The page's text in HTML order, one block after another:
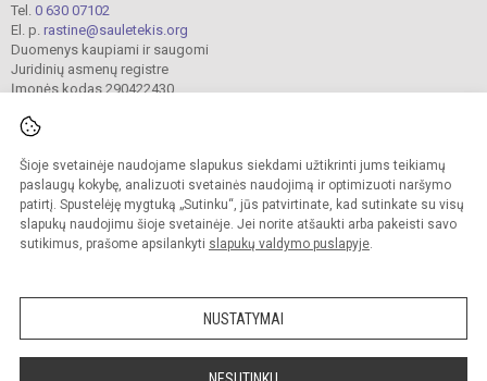
Šioje svetainėje naudojame slapukus siekdami užtikrinti jums teikiamų
paslaugų kokybę, analizuoti svetainės naudojimą ir optimizuoti naršymo
patirtį. Spustelėję mygtuką „Sutinku“, jūs patvirtinate, kad sutinkate su visų
slapukų naudojimu šioje svetainėje. Jei norite atšaukti arba pakeisti savo
sutikimus, prašome apsilankyti slapukų valdymo puslapyje.
NUSTATYMAI
Tel. 0 630 07102
El. p. rastine@sauletekis.org
Duomenys kaupiami ir saugomi
Juridinių asmenų registre
Įmonės kodas 290422430
© 2022. Panevėžio „Saulėtekio“ progimnazija. Visos teisės saugomos.
Kopijuoti turinį be raštiško progimnazijos sutikimo griežtai draudžiama.
Prieinamumo paraiška Slapukų valdymas
Sumanus būdas atnaujinti